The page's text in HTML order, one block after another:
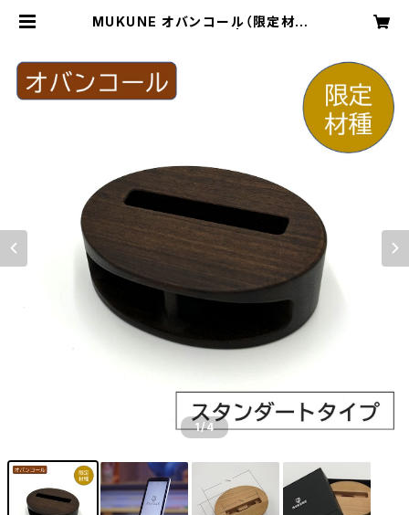
MUKUNE オバンコール（限定材種）
1/4